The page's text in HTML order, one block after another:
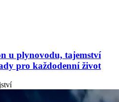
u plynovodu, tajemství
pro každodenní život